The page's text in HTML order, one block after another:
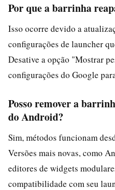
Por que a barrinha
Isso ocorre devido a
configurações de launcher
Desative a opção "Mostrar
configurações do Google
Posso remover a
do Android?
Sim, métodos funcionam
Versões mais novas, como
editores de widgets
compatibilidade com seu